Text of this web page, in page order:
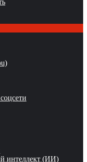
интеллект (ИИ)